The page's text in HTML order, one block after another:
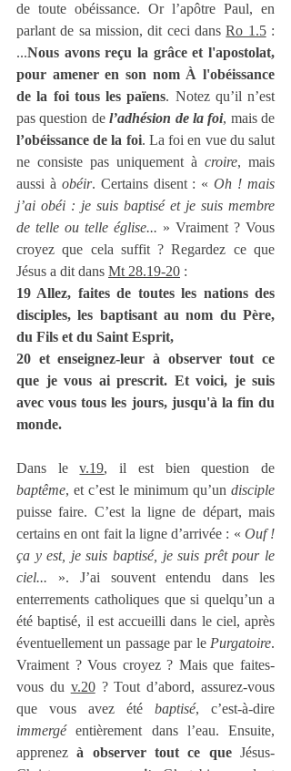
de toute obéissance. Or l’apôtre Paul, en
parlant de sa mission, dit ceci dans Ro 1.5 :
...Nous avons reçu la grâce et l'apostolat,
pour amener en son nom À l'obéissance
de la foi tous les païens. Notez qu’il n’est
pas question de l’adhésion de la foi
l’obéissance de la foi. La foi en vue du salut
ne consiste pas uniquement à croire, mais
aussi à obéir. Certains disent : « Oh ! mais
j’ai obéi : je suis baptisé et je suis membre
de telle ou telle église... » Vraiment ? Vous
croyez que cela suffit ? Regardez ce que
Jésus a dit dans Mt 28.19-20 :
19 Allez, faites de toutes les nations des
disciples, les baptisant au nom du Père,
du Fils et du Saint Esprit,
20 et enseignez-leur à observer tout ce
que je vous ai prescrit. Et voici, je suis
avec vous tous les jours, jusqu'à la fin du
monde.
Dans le v.19
baptême, et c’est le minimum qu’un disciple
puisse faire. C’est la ligne de départ, mais
certains en ont fait la ligne d’arrivée : « Ouf !
ça y est, je suis baptisé, je suis prêt pour le
ciel... ». J’ai souvent entendu dans les
enterrements catholiques que si quelqu’un a
été baptisé, il est accueilli dans le ciel, après
éventuellement un passage par le Purgatoire.
Vraiment ? Vous croyez ? Mais que faites-
vous du v.20 ? Tout d’abord, assurez-vous
que vous avez été baptisé
immergé entièrement dans l’eau. Ensuite,
apprenez à observer tout ce que Jésus-